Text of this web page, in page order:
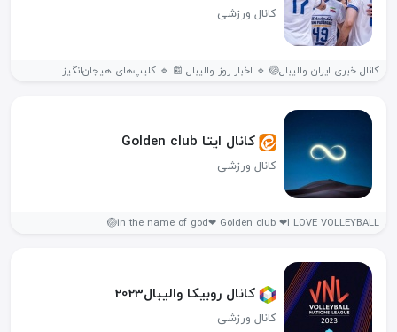
کانال ورزشی
کانال خبری ایران والیبال🏐 🔹 اخبار روز والیبال 📰 🔹 کلیپ‌های هیجان‌انگیز...
کانال ایتا Golden club
کانال ورزشی
in the name of god❤ Golden club ❤I LOVE VOLLEYBALL🏐
کانال روبیکا والیبال2023
کانال ورزشی